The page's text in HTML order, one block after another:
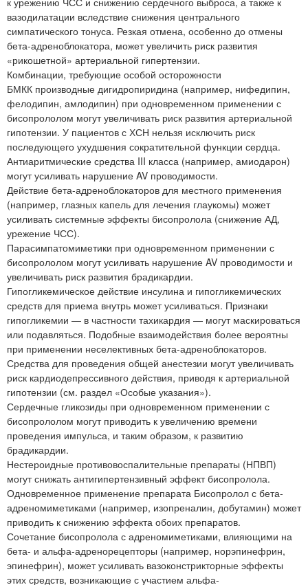
вазодилатации вследствие снижения центрального
симпатического тонуса. Резкая отмена, особенно до отмены
бета-адреноблокатора, может увеличить риск развития
«рикошетной» артериальной гипертензии.
Комбинации, требующие особой осторожности
БМКК производные дигидропиридина (например, нифедипин,
фелодипин, амлодипин) при одновременном применении с
бисопрололом могут увеличивать риск развития артериальной
гипотензии. У пациентов с ХСН нельзя исключить риск
последующего ухудшения сократительной функции сердца.
Антиаритмические средства III класса (например, амиодарон)
могут усиливать нарушение AV проводимости.
Действие бета-адреноблокаторов для местного применения
(например, глазных капель для лечения глаукомы) может
усиливать системные эффекты бисопролола (снижение АД,
урежение ЧСС).
Парасимпатомиметики при одновременном применении с
бисопрололом могут усиливать нарушение AV проводимости и
увеличивать риск развития брадикардии.
Гипогликемическое действие инсулина и гипогликемических
средств для приема внутрь может усиливаться. Признаки
гипогликемии — в частности тахикардия — могут маскироваться
или подавляться. Подобные взаимодействия более вероятны
при применении неселективных бета-адреноблокаторов.
Средства для проведения общей анестезии могут увеличивать
риск кардиодепрессивного действия, приводя к артериальной
гипотензии (см. раздел «Особые указания»).
Сердечные гликозиды при одновременном применении с
бисопрололом могут приводить к увеличению времени
проведения импульса, и таким образом, к развитию
брадикардии.
Нестероидные противовоспалительные препараты (НПВП)
могут снижать антигипертензивный эффект бисопролола.
Одновременное применение препарата Бисопролол с бета-
адреномиметиками (например, изопреналин, добутамин) может
приводить к снижению эффекта обоих препаратов.
Сочетание бисопролола с адреномиметиками, влияющими на
бета- и альфа-адренорецепторы (например, норэпинефрин,
эпинефрин), может усиливать вазоконстрикторные эффекты
этих средств, возникающие с участием альфа-